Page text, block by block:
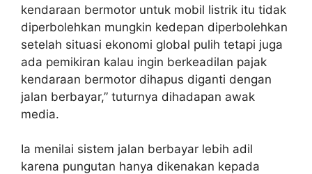
kendaraan bermotor untuk mobil listrik itu tidak
diperbolehkan mungkin kedepan diperbolehkan
setelah situasi ekonomi global pulih tetapi juga
ada pemikiran kalau ingin berkeadilan pajak
kendaraan bermotor dihapus diganti dengan
jalan berbayar,” tuturnya dihadapan awak
media.
Ia menilai sistem jalan berbayar lebih adil
karena pungutan hanya dikenakan kepada